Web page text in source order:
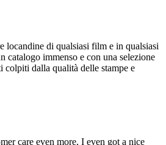
locandine di qualsiasi film e in qualsiasi
catalogo immenso e con una selezione
dalla qualità delle stampe e
care even more, I even got a nice